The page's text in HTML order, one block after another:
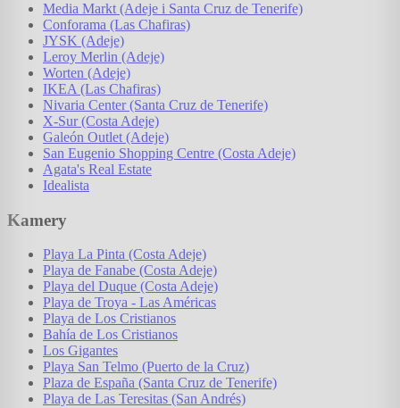
Media Markt (Adeje i Santa Cruz de Tenerife)
Conforama (Las Chafiras)
JYSK (Adeje)
Leroy Merlin (Adeje)
Worten (Adeje)
IKEA (Las Chafiras)
Nivaria Center (Santa Cruz de Tenerife)
X-Sur (Costa Adeje)
Galeón Outlet (Adeje)
San Eugenio Shopping Centre (Costa Adeje)
Agata's Real Estate
Idealista
Kamery
Playa La Pinta (Costa Adeje)
Playa de Fanabe (Costa Adeje)
Playa del Duque (Costa Adeje)
Playa de Troya - Las Américas
Playa de Los Cristianos
Bahía de Los Cristianos
Los Gigantes
Playa San Telmo (Puerto de la Cruz)
Plaza de España (Santa Cruz de Tenerife)
Playa de Las Teresitas (San Andrés)